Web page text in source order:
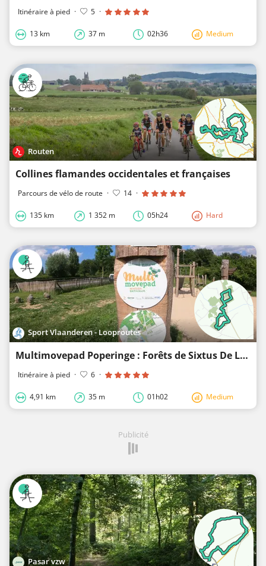
Itinéraire à pied · 5 ·
13 km 37 m 02h36 Medium
Routen
Collines flamandes occidentales et françaises
Parcours de vélo de route · 14 ·
135 km 1 352 m 05h24 Hard
Sport Vlaanderen - Looproutes
Multimovepad Poperinge : Forêts de Sixtus De Lovie
Itinéraire à pied · 6 ·
4,91 km 35 m 01h02 Medium
Publicité
Pasar vzw